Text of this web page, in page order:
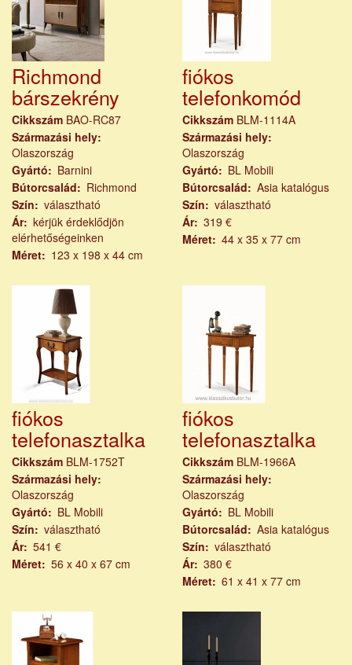
Richmond
bárszekrény
Cikkszám BAO-RC87
Származási hely
Olaszország
Gyártó
Barnini
Bútorcsalád
Richmond
Szín
választható
Ár kérjük érdeklődjön
elérhetőségeinken
Méret
123 x 198 x 44 cm
fiókos
telefonkomód
Cikkszám BLM-1114A
Származási hely
Olaszország
Gyártó
BL Mobili
Bútorcsalád
Asia katalógus
Szín
választható
Ár
319 €
Méret
44 x 35 x 77 cm
fiókos
telefonasztalka
Cikkszám BLM-1752T
Származási hely
Olaszország
Gyártó
BL Mobili
Szín
választható
Ár 541 €
Méret 56 x 40 x 67 cm
fiókos
telefonasztalka
Cikkszám BLM-1966A
Származási hely
Olaszország
Gyártó
BL Mobili
Bútorcsalád
Asia katalógus
Szín
választható
Ár
380 €
Méret
61 x 41 x 77 cm